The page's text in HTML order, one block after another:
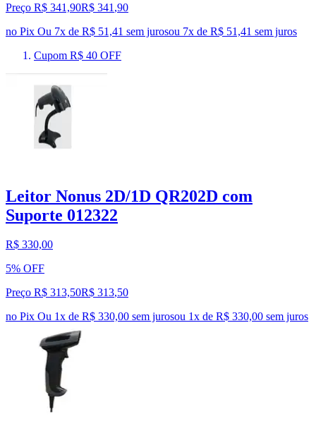
Preço R$ 341,90R$ 341 ,90
no Pix Ou 7x de R$ 51,41 sem jurosou 7x de R$ 51,41 sem juros
Cupom R$ 40 OFF
Leitor Nonus 2D/1D QR202D com
Suporte 012322
R$ 330,00
5% OFF
Preço R$ 313,50R$ 313,50
no Pix Ou 1x de R$ 330,00 sem jurosou 1x de R$ 330,00 sem juros